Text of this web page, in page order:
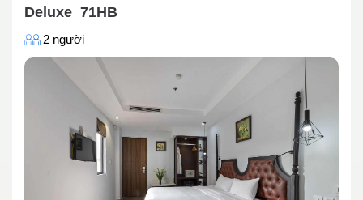
Deluxe_71HB
2 người